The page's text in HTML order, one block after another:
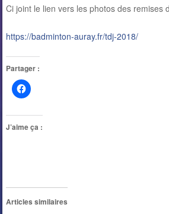
Ci joint le lien vers les photos des remises
https://badminton-auray.fr/tdj-2018/
Partager :
J’aime ça :
Articles similaires